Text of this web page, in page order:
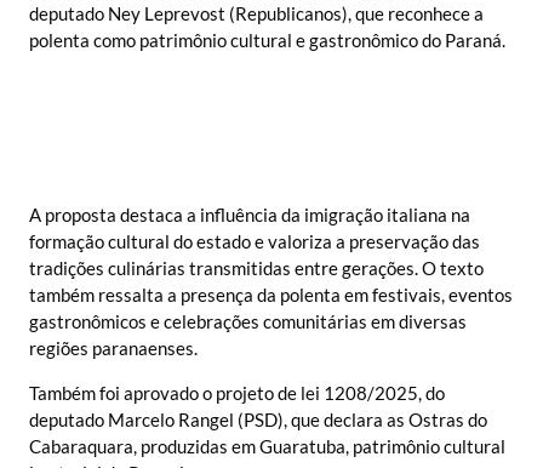
deputado Ney Leprevost (Republicanos), que reconhece a
polenta como patrimônio cultural e gastronômico do Paraná.
A proposta destaca a influência da imigração italiana na
formação cultural do estado e valoriza a preservação das
tradições culinárias transmitidas entre gerações. O texto
também ressalta a presença da polenta em festivais, eventos
gastronômicos e celebrações comunitárias em diversas
regiões paranaenses.
Também foi aprovado o projeto de lei 1208/2025, do
deputado Marcelo Rangel (PSD), que declara as Ostras do
Cabaraquara, produzidas em Guaratuba, patrimônio cultural